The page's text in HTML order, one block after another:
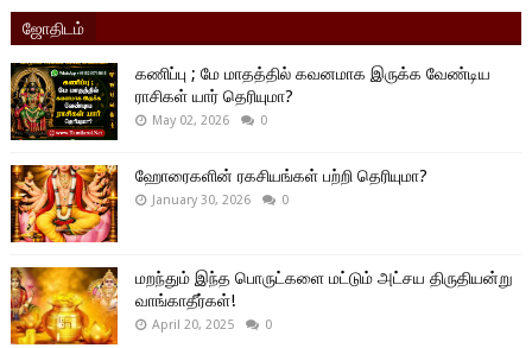
ஜோதிடம்
கணிப்பு ; மே மாதத்தில் கவனமாக இருக்க வேண்டிய
ராசிகள் யார் தெரியுமா?
May 02, 2026 0
ஹோரைகளின் ரகசியங்கள் பற்றி தெரியுமா?
January 30, 2026 0
மறந்தும் இந்த பொருட்களை மட்டும் அட்சய திருதியன்று
வாங்காதீர்கள்!
April 20, 2025 0